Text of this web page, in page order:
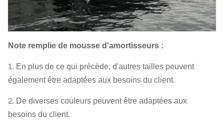
Note remplie de mousse d'amortisseurs :
1. En plus de ce qui précède, d'autres tailles peuvent
également être adaptées aux besoins du client.
2. De diverses couleurs peuvent être adaptées aux
besoins du client.